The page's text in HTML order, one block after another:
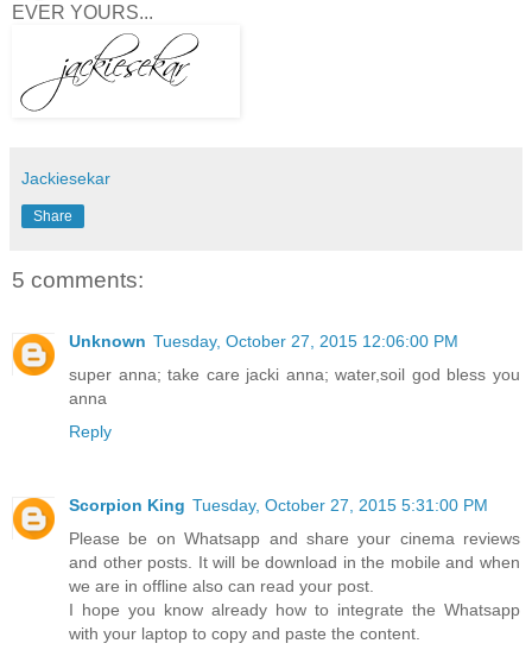
EVER YOURS...
Jackiesekar
Share
5 comments:
Unknown Tuesday, October 27, 2015 12:06:00 PM
super anna; take care jacki anna; water,soil god bless you
anna
Reply
Scorpion King Tuesday, October 27, 2015 5:31:00 PM
Please be on Whatsapp and share your cinema reviews
and other posts. It will be download in the mobile and when
we are in offline also can read your post.
I hope you know already how to integrate the Whatsapp
with your laptop to copy and paste the content.